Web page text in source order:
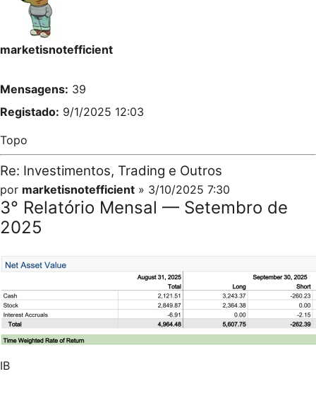
marketisnotefficient
Mensagens: 39
Registado: 9/1/2025 12:03
Topo
Re: Investimentos, Trading e Outros
por marketisnotefficient » 3/10/2025 7:30
3° Relatório Mensal — Setembro de
2025
IB